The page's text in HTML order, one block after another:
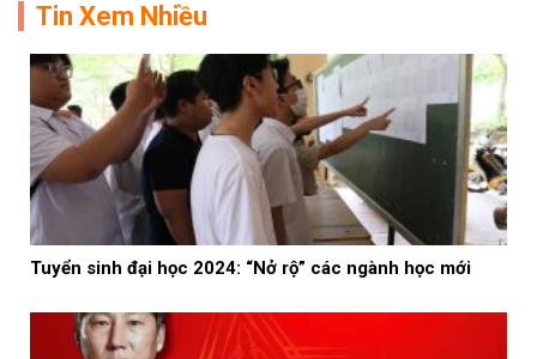
Tin Xem Nhiều
Tuyển sinh đại học 2024: “Nở rộ” các ngành học mới